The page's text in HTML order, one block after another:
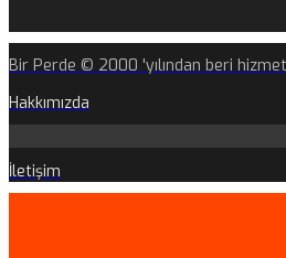
Bir Perde © 2000 'yılından beri
Hakkımızda
İletişim